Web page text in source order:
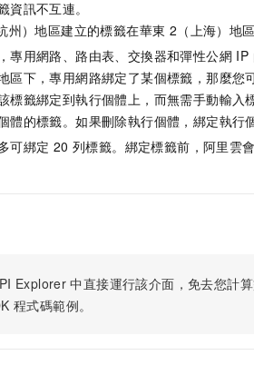
資訊不互連。
州）地區建立的標籤在華東 2（上海）地區
專用網路、路由表、交換器和彈性公網 IP
區下，專用網路綁定了某個標籤，那麼
標籤綁定到執行個體上，而無需手動輸
體的標籤。如果刪除執行個體，綁定執行
可綁定 20 列標籤。綁定標籤前，阿里雲
Explorer 中直接運行該介面，免去您計
程式碼範例。